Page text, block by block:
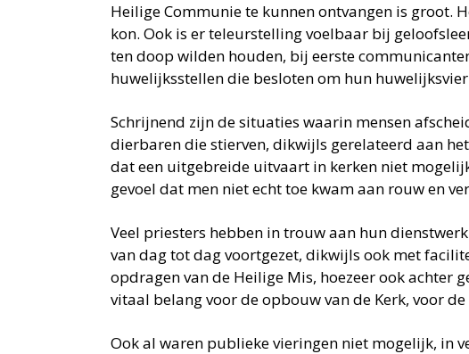
Heilige Communie te kunnen ontvangen is groot.
kon. Ook is er teleurstelling voelbaar bij
ten doop wilden houden, bij eerste
huwelijksstellen die besloten om hun
Schrijnend zijn de situaties waarin mensen
dierbaren die stierven, dikwijls gerelateerd aan
dat een uitgebreide uitvaart in kerken niet
gevoel dat men niet echt toe kwam aan rouw en
Veel priesters hebben in trouw aan hun
van dag tot dag voortgezet, dikwijls ook met
opdragen van de Heilige Mis, hoezeer ook achter
vitaal belang voor de opbouw van de Kerk, voor
Ook al waren publieke vieringen niet mogelijk, in